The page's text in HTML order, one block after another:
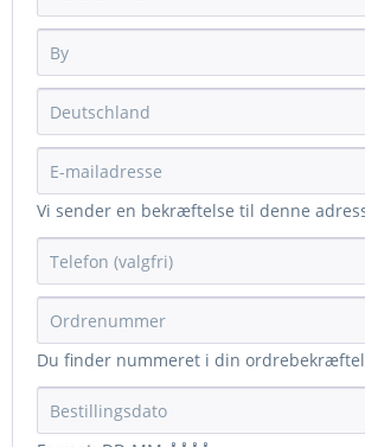
Vi sender en bekræftelse til denne
Du finder nummeret i din